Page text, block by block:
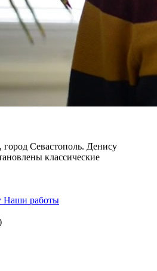
Севастополь. Денису
классические
Наши работы